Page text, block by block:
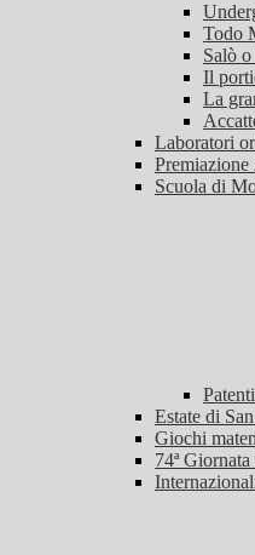
Todo
Salò
Il
La
Laboratori
Premiazione
Scuola di
Estate di
Giochi
74ª